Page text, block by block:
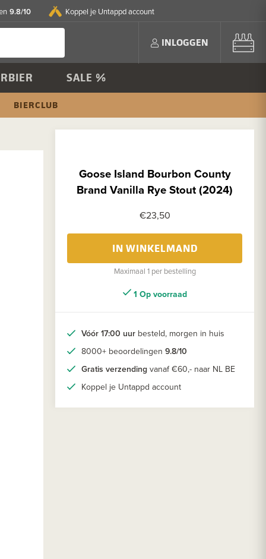
9.8/10 Koppel je Untappd account
INLOGGEN
SALE %
BIERCLUB
Goose Island Bourbon County
Brand Vanilla Rye Stout (2024)
€23,50
IN WINKELMAND
Maximaal 1 per bestelling
1 Op voorraad
Vóór 17:00 uur besteld, morgen in huis
8000+ beoordelingen 9.8/10
Gratis verzending vanaf €60,- naar NL BE
Koppel je Untappd account